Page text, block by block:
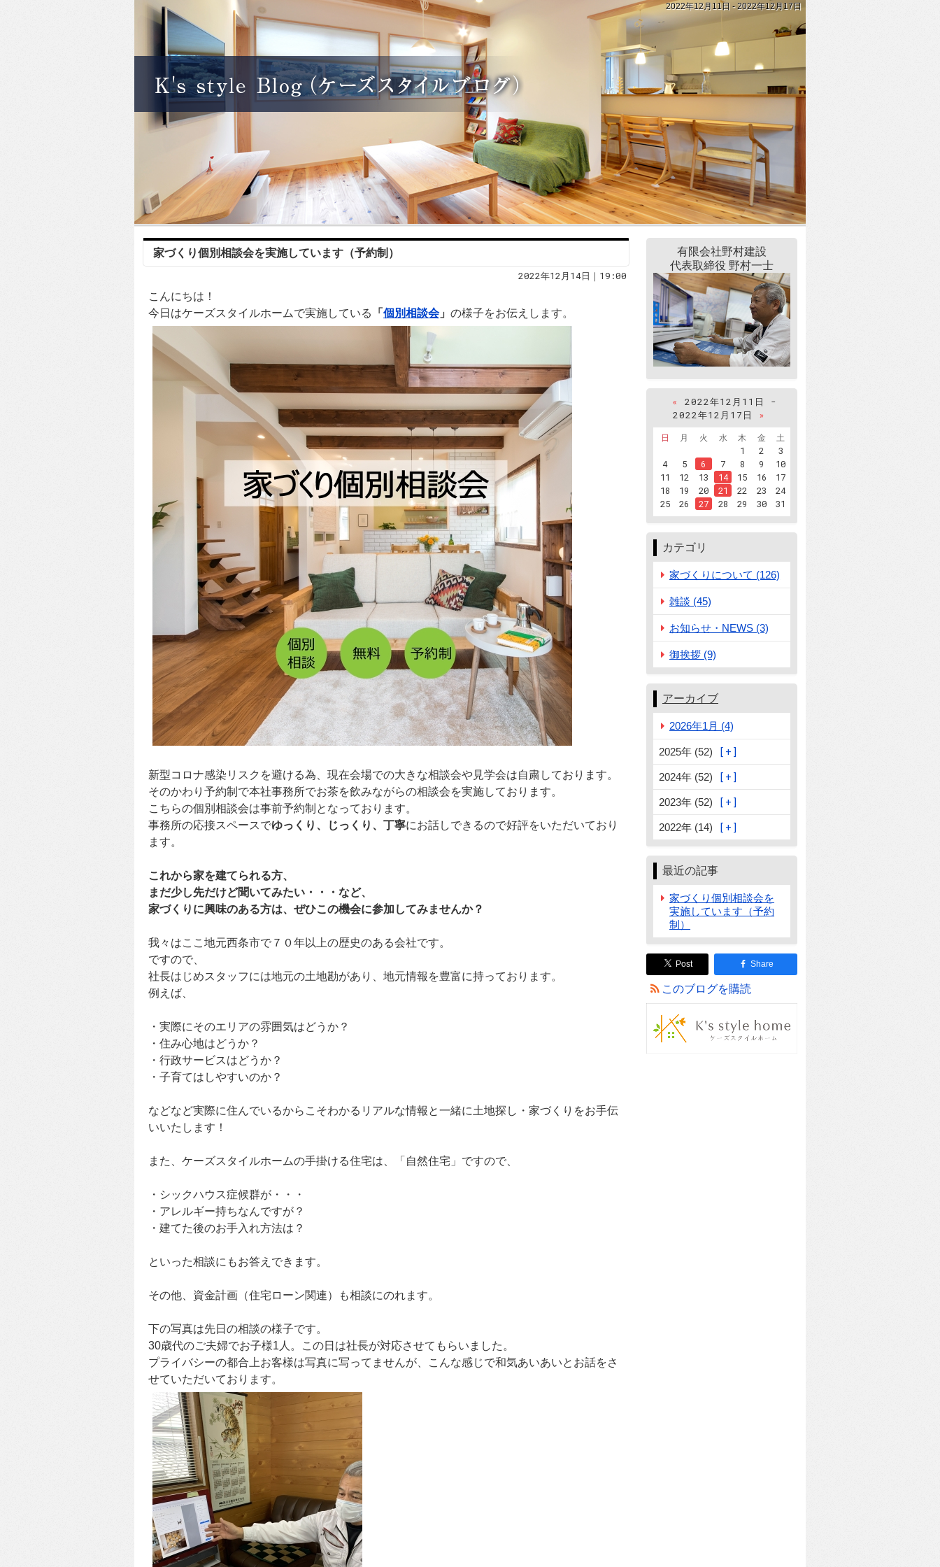
2022年12月11日 - 2022年12月17日
家づくり個別相談会を実施しています（予約制）
2022年12月14日｜19:00
こんにちは！
今日はケーズスタイルホームで実施している
「 個別相談会」 の様子をお伝えします。
新型コロナ感染リスクを避ける為、現在会場での大きな相談会や見学会は自粛しております。
そのかわり予約制で本社事務所でお茶を飲みながらの相談会を実施しております。
こちらの個別相談会は事前予約制となっております。
事務所の応接スペースでゆっくり、じっくり、丁寧にお話しできるので好評をいただいており
ます。
これから家を建てられる方、
まだ少し先だけど聞いてみたい・・・など、
家づくりに興味のある方は、ぜひこの機会に参加してみませんか？
我々はここ地元西条市で７０年以上の歴史のある会社です。
ですので、
社長はじめスタッフには地元の土地勘があり、地元情報を豊富に持っております。
例えば、
・実際にそのエリアの雰囲気はどうか？
・住み心地はどうか？
・行政サービスはどうか？
・子育てはしやすいのか？
などなど実際に住んでいるからこそわかるリアルな情報と一緒に土地探し・家づくりをお手伝
いいたします！
また、ケーズスタイルホームの手掛ける住宅は、「自然住宅」ですので、
・シックハウス症候群が・・・
・アレルギー持ちなんですが？
・建てた後のお手入れ方法は？
といった相談にもお答えできます。
その他、資金計画（住宅ローン関連）も相談にのれます。
下の写真は先日の相談の様子です。
30歳代のご夫婦でお子様1人。この日は社長が対応させてもらいました。
プライバシーの都合上お客様は写真に写ってませんが、こんな感じで和気あいあいとお話をさ
せていただいております。
有限会社野村建設
代表取締役 野村一士
« 2022年12月11日 -
2022年12月17日
»
日
月 火 水 木 金
土
1
2
3
4
5 6 7 8 9
10
11
12 13 14 15 16
17
18
19 20 21 22 23
24
25
26 27 28 29 30 31
カテゴリ
家づくりについて (126)
雑談 (45)
お知らせ・NEWS (3)
御挨拶 (9)
アーカイブ
2026年1月 (4)
2025年 (52)
2024年 (52)
2023年 (52)
2022年 (14)
最近の記事
家づくり個別相談会を
実施しています（予約
制）
Post Share
このブログを購読